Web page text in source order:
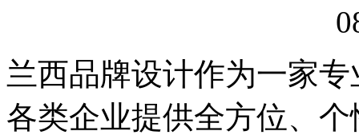
兰西品牌设计作为一家
各类企业提供全方位、